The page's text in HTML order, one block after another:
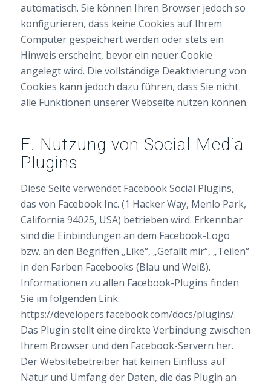
automatisch. Sie können Ihren Browser jedoch so
konfigurieren, dass keine Cookies auf Ihrem
Computer gespeichert werden oder stets ein
Hinweis erscheint, bevor ein neuer Cookie
angelegt wird. Die vollständige Deaktivierung von
Cookies kann jedoch dazu führen, dass Sie nicht
alle Funktionen unserer Webseite nutzen können.
E. Nutzung von Social-Media-
Plugins
Diese Seite verwendet Facebook Social Plugins,
das von Facebook Inc. (1 Hacker Way, Menlo Park,
California 94025, USA) betrieben wird. Erkennbar
sind die Einbindungen an dem Facebook-Logo
bzw. an den Begriffen „Like“, „Gefällt mir“, „Teilen“
in den Farben Facebooks (Blau und Weiß).
Informationen zu allen Facebook-Plugins finden
Sie im folgenden Link:
https://developers.facebook.com/docs/plugins/.
Das Plugin stellt eine direkte Verbindung zwischen
Ihrem Browser und den Facebook-Servern her.
Der Websitebetreiber hat keinen Einfluss auf
Natur und Umfang der Daten, die das Plugin an